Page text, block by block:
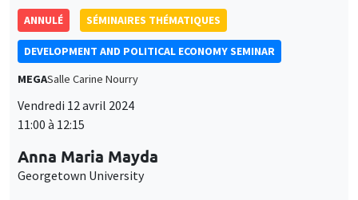
ANNULÉ SÉMINAIRES THÉMATIQUES
DEVELOPMENT AND POLITICAL ECONOMY SEMINAR
MEGASalle Carine Nourry
Vendredi 12 avril 2024
11:00 à 12:15
Anna Maria Mayda
Georgetown University